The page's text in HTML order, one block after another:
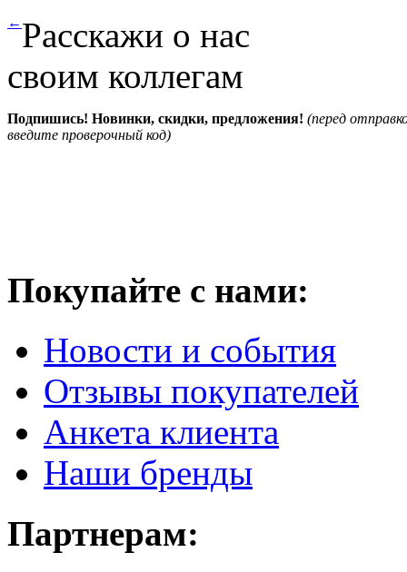
← Расскажи о нас
своим коллегам
Подпишись! Новинки, скидки, предложения! (перед
введите проверочный код)
Покупайте с нами:
Новости и события
Отзывы покупателей
Анкета клиента
Наши бренды
Партнерам: